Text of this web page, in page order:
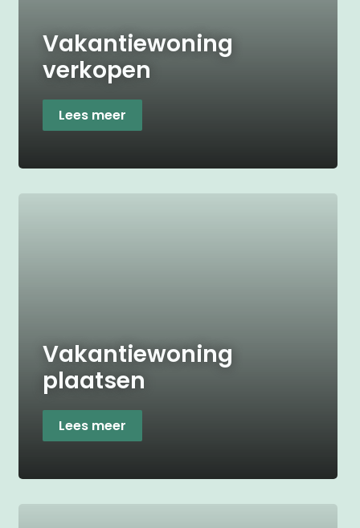
Vakantiewoning
verkopen
Lees meer
Vakantiewoning
plaatsen
Lees meer